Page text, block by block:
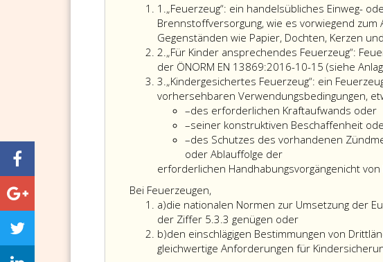
1.Ziffer
eins
„Feuerzeug“: ein handelsübliches Einweg-
Brennstoffversorgung, wie es vorwiegend zum
Gegenständen wie Papier, Dochten, Kerzen
2.Ziffer
2
„Für Kinder ansprechendes Feuerzeug“:
der ÖNORM EN 13869:2016-10-15 (siehe
3.Ziffer
3
„Kindergesichertes Feuerzeug“: ein
vorhersehbaren Verwendungsbedingungen,
–Strichaufzählung
des erforderlichen Kraftaufwands oder
–Strichaufzählung
seiner konstruktiven Beschaffenheit
–Strichaufzählung
des Schutzes des vorhandenen
oder Ablauffolge der
erforderlichen Handhabungsvorgängenicht
Bei Feuerzeugen,
a)Litera
a
die nationalen Normen zur Umsetzung der
der Ziffer 5.3.3 genügen oder
b)Litera
b
den einschlägigen Bestimmungen von
gleichwertige Anforderungen für